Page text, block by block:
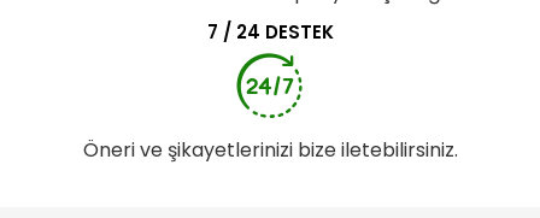
7 / 24 DESTEK
Öneri ve şikayetlerinizi bize iletebilirsiniz.